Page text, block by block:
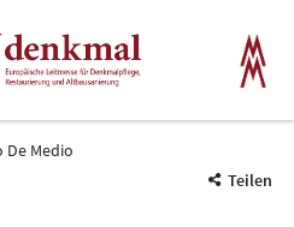
De Medio
Teilen